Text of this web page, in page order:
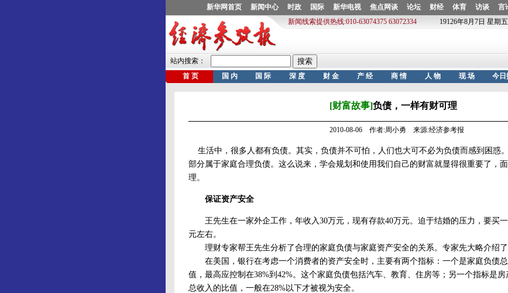
[财富故事]负债，一样有财可理
2010-08-06 作者:周小勇 来源:经济参考报
生活中，很多人都有负债。其实，负债并不可怕，人们也大可不必为负债而感到困惑
部分属于家庭合理负债。这么说来，学会规划和使用我们自己的财富就显得很重要了，
理。
保证资产安全
王先生在一家外企工作，年收入30万元，现有存款40万元。迫于结婚的压力，要买
元左右。
理财专家帮王先生分析了合理的家庭负债与家庭资产安全的关系。专家先大略介绍了
在美国，银行在考虑一个消费者的资产安全时，主要有两个指标：一个是家庭负债
值，最高应控制在38%到42%。这个家庭负债包括汽车、教育、住房等；另一个指标是
总收入的比值，一般在28%以下才被视为安全。